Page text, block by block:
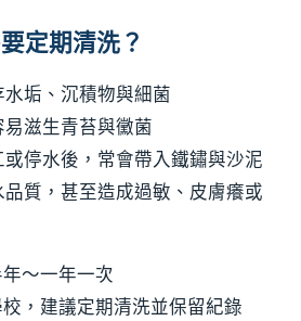
定期清洗？
垢、沉積物與細菌
滋生青苔與黴菌
停水後，常會帶入鐵鏽與沙泥
質，甚至造成過敏、皮膚癢或
～一年一次
，建議定期清洗並保留紀錄